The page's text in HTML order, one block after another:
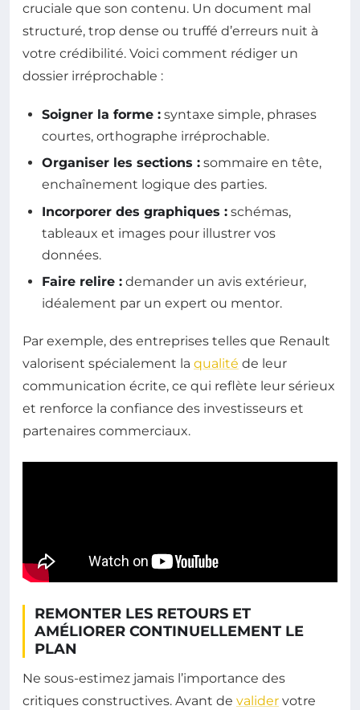
cruciale que son contenu. Un document mal
structuré, trop dense ou truffé d’erreurs nuit à
votre crédibilité. Voici comment rédiger un
dossier irréprochable :
Soigner la forme : syntaxe simple, phrases
courtes, orthographe irréprochable.
Organiser les sections : sommaire en tête,
enchaînement logique des parties.
Incorporer des graphiques : schémas,
tableaux et images pour illustrer vos
données.
Faire relire : demander un avis extérieur,
idéalement par un expert ou mentor.
Par exemple, des entreprises telles que Renault
valorisent spécialement la qualité de leur
communication écrite, ce qui reflète leur sérieux
et renforce la confiance des investisseurs et
partenaires commerciaux.
REMONTER LES RETOURS ET
AMÉLIORER CONTINUELLEMENT LE
PLAN
Ne sous-estimez jamais l’importance des
critiques constructives. Avant de valider votre